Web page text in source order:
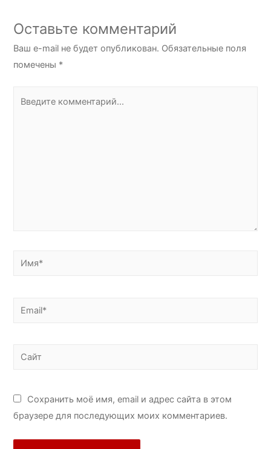
Оставьте комментарий
Ваш e-mail не будет опубликован. Обязательные поля
помечены *
Сохранить моё имя, email и адрес сайта в этом
браузере для последующих моих комментариев.